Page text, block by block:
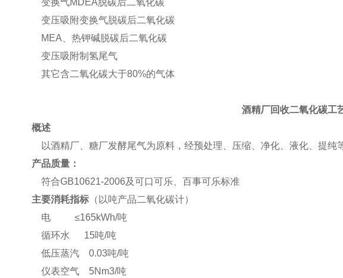
变换气MDEA脱碳后二氧化碳
变压吸附变换气脱碳后二氧化碳
MEA、热钾碱脱碳后二氧化碳
变压吸附制氢尾气
其它含二氧化碳大于80%的气体
酒精厂回收二氧化碳工
概述
以酒精厂、糖厂发酵尾气为原料，经预处理、压缩、净化、液化、提纯
产品质量：
符合GB10621-2006及可口可乐、百事可乐标准
主要消耗指标（以吨产品二氧化碳计）
电 ≤165kWh/吨
循环水 15吨/吨
低压蒸汽 0.03吨/吨
仪表空气 5Nm3/吨